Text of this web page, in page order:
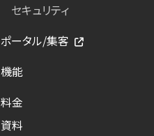
セキュリティ
ポータル/集客
機能
料金
資料